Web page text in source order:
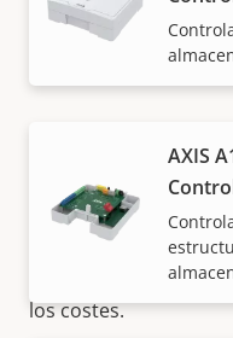
AXIS
Para
Nuestra garantía de
clientes un uso sin
los costes.